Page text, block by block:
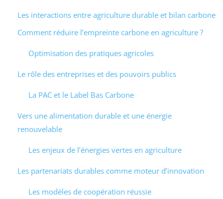
Les interactions entre agriculture durable et bilan carbone
Comment réduire l’empreinte carbone en agriculture ?
Optimisation des pratiques agricoles
Le rôle des entreprises et des pouvoirs publics
La PAC et le Label Bas Carbone
Vers une alimentation durable et une énergie
renouvelable
Les enjeux de l’énergies vertes en agriculture
Les partenariats durables comme moteur d’innovation
Les modèles de coopération réussie